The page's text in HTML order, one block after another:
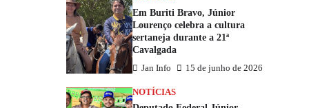
Em Buriti Bravo, Júnior
Lourenço celebra a cultura
sertaneja durante a 21ª
Cavalgada
Jan Info 15 de junho de 2026
NOTÍCIAS